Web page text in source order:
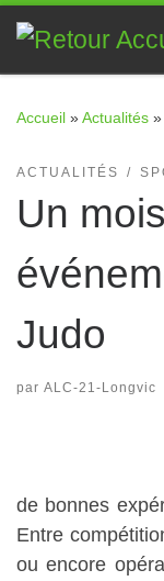
Passer au
Accueil »Actualités »
ACTUALITÉS
Un
Judo
par ALC-21-Longvic
de bonnes
Entre
ou encore